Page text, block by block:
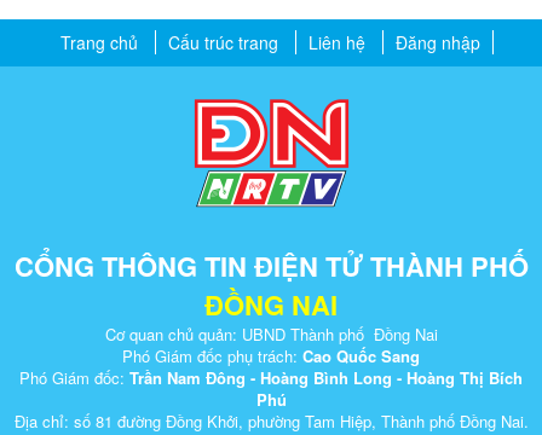
Trang chủ Cấu trúc trang Liên hệ Đăng nhập
CỔNG THÔNG TIN ĐIỆN TỬ THÀNH PHỐ
ĐỒNG NAI
Cơ quan chủ quản: UBND Thành phố Đồng Nai
Phó Giám đốc phụ trách: Cao Quốc Sang
Phó Giám đốc: Trần Nam Đông - Hoàng Bình Long - Hoàng Thị Bích
Phú
Địa chỉ: số 81 đường Đồng Khởi, phường Tam Hiệp, Thành phố Đồng Nai.